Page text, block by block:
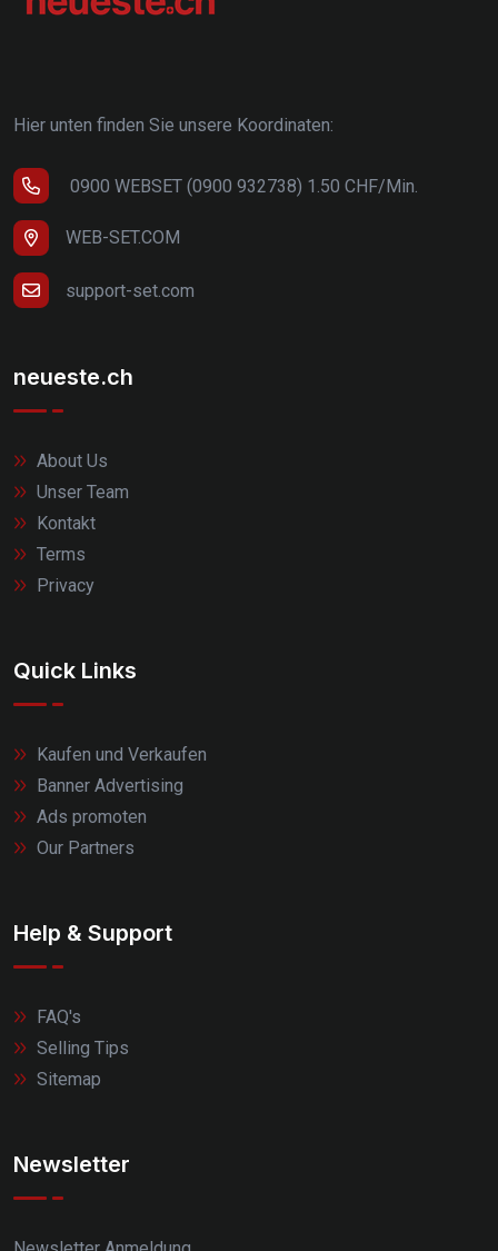
Hier unten finden Sie unsere Koordinaten:
0900 WEBSET (0900 932738) 1.50 CHF/Min.
WEB-SET.COM
support-set.com
neueste.ch
About Us
Unser Team
Kontakt
Terms
Privacy
Quick Links
Kaufen und Verkaufen
Banner Advertising
Ads promoten
Our Partners
Help & Support
FAQ's
Selling Tips
Sitemap
Newsletter